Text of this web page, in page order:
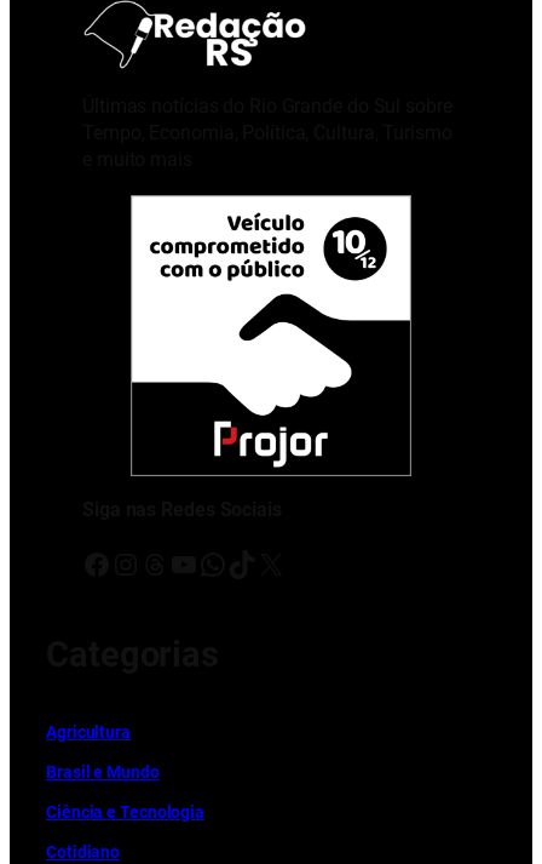
Agricultura
Brasil e Mundo
Ciência e Tecnologia
Cotidiano